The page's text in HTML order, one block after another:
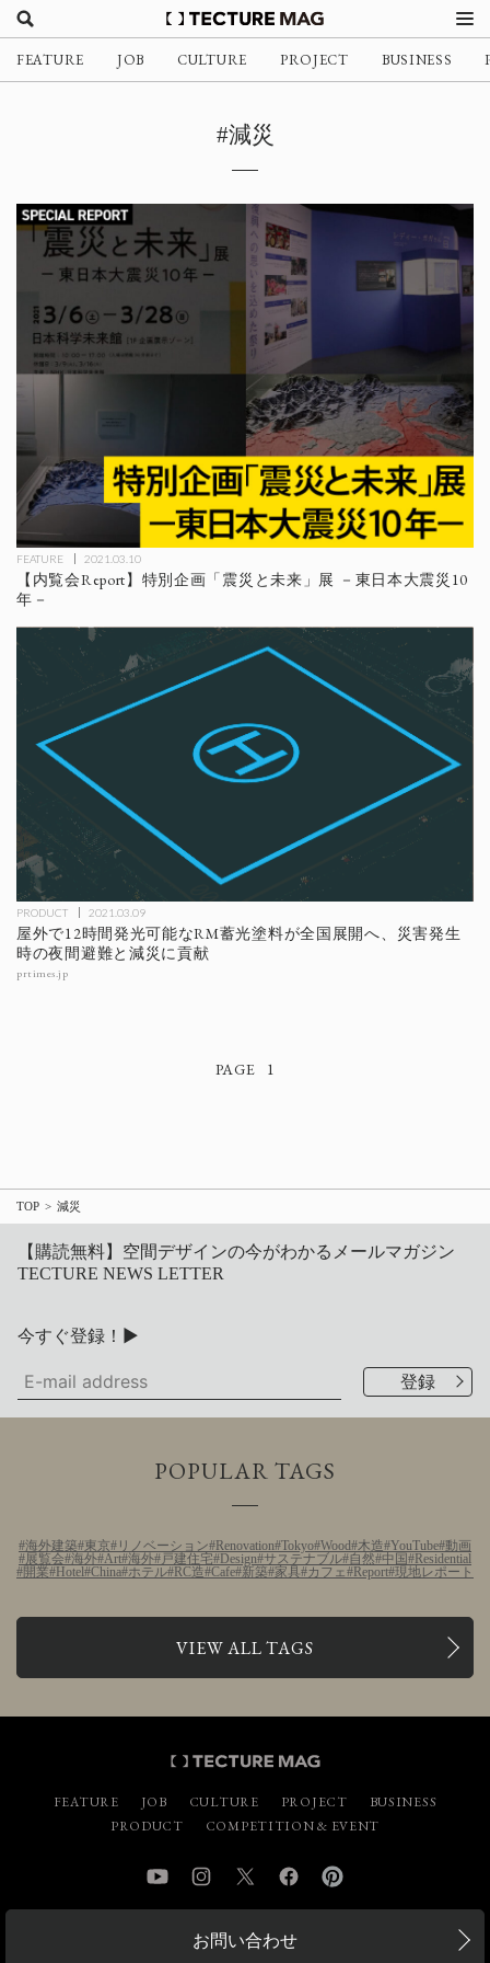
FEATURE JOB CULTURE PROJECT BUSINESS
#減災
FEATURE 2021.03.10
【内覧会Report】特別企画「震災と未来」展 －東日本大震災10
年－
PRODUCT 2021.03.09
屋外で12時間発光可能なRM蓄光塗料が全国展開へ、災害発生
時の夜間避難と減災に貢献
prtimes.jp
1
TOP 減災
【購読無料】空間デザインの今がわかるメールマガジン
TECTURE NEWS LETTER
今すぐ登録！▶
POPULAR TAGS
海外建築 東京 リノベーション Renovation Tokyo Wood 木造 YouTube 動画
展覧会 海外 Art 海外 戸建住宅 Design サステナブル 自然 中国 Residential
開業 Hotel China ホテル RC造 Cafe 新築 家具 カフェ Report 現地レポート
VIEW ALL TAGS
FEATURE JOB CULTURE PROJECT
BUSINESS
PRODUCT
COMPETITION & EVENT
YouTube InstagramTwitter Facebook
お問い合わせ